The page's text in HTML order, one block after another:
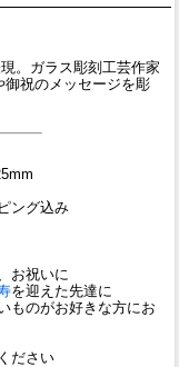
。ガラス彫刻工芸作家
祝のメッセージを彫
ング込み
お祝いに
を迎えた先達に
ものがお好きな方にお
ださい